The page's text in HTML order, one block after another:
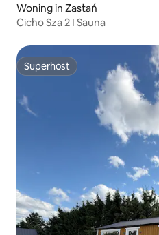
Woning in Zastań
Cicho Sza 2 I Sauna
Superhost
Superhost